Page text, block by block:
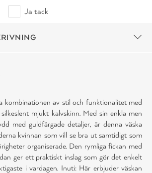
Ja tack
kombinationen av stil och funktionalitet med
mjukt kalvskinn. Med sin enkla men
med guldfärgade detaljer, är denna väska
kvinnan som vill se bra ut samtidigt som
organiserade. Den rymliga fickan med
ger ett praktiskt inslag som gör det enkelt
i vardagen. Inuti: Här erbjuder väskan